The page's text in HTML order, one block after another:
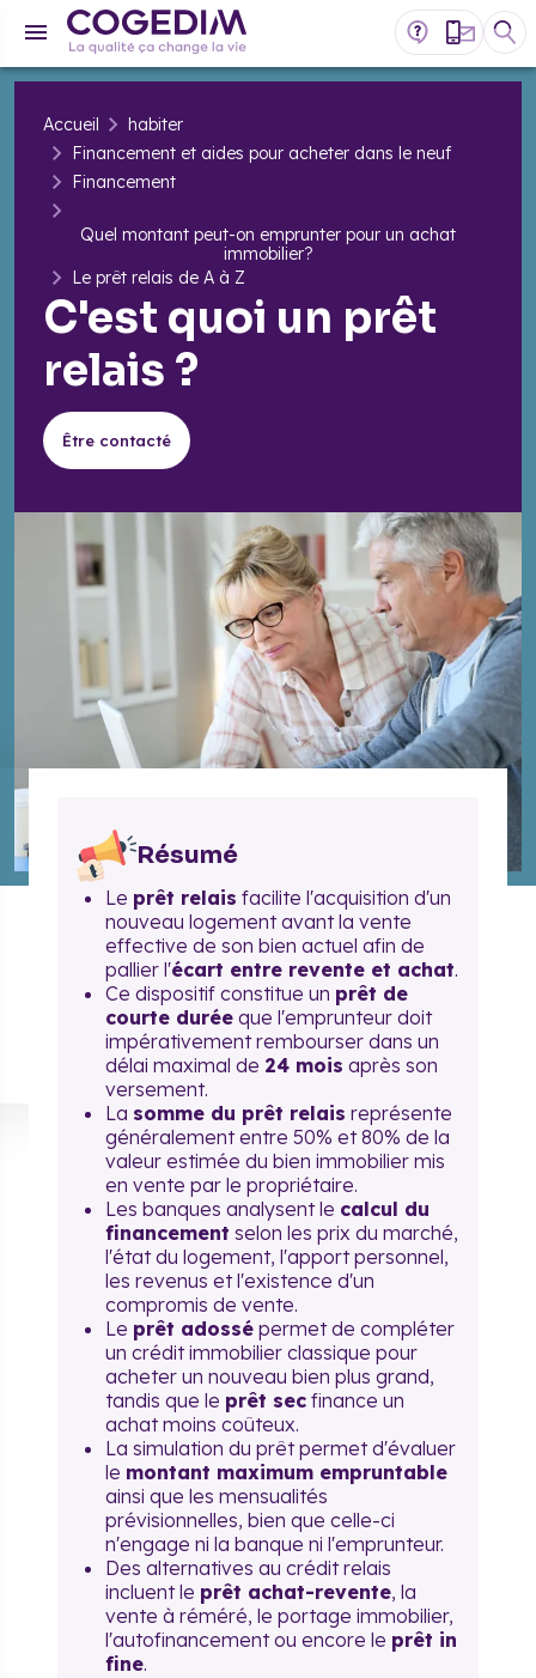
Accueil
habiter
Financement et aides pour acheter dans le neuf
Financement
Quel montant peut-on emprunter pour un achat
immobilier?
Le prêt relais de A à Z
C'est quoi un prêt
relais ?
Être contacté
Résumé
Le prêt relais facilite l'acquisition d'un
nouveau logement avant la vente
effective de son bien actuel afin de
pallier l'écart entre revente et achat.
Ce dispositif constitue un prêt de
courte durée que l'emprunteur doit
impérativement rembourser dans un
délai maximal de 24 mois après son
versement.
La somme du prêt relais représente
généralement entre 50% et 80% de la
valeur estimée du bien immobilier mis
en vente par le propriétaire.
Les banques analysent le calcul du
financement selon les prix du marché,
l'état du logement, l'apport personnel,
les revenus et l'existence d'un
compromis de vente.
Le prêt adossé permet de compléter
un crédit immobilier classique pour
acheter un nouveau bien plus grand,
tandis que le prêt sec finance un
achat moins coûteux.
La simulation du prêt permet d'évaluer
le montant maximum empruntable
ainsi que les mensualités
prévisionnelles, bien que celle-ci
n'engage ni la banque ni l'emprunteur.
Des alternatives au crédit relais
incluent le prêt achat-revente, la
vente à réméré, le portage immobilier,
l'autofinancement ou encore le prêt in
fine.